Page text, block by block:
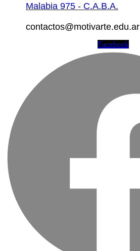
Malabia 975 - C.A.B.A.
contactos@motivarte.edu.ar
Facebook